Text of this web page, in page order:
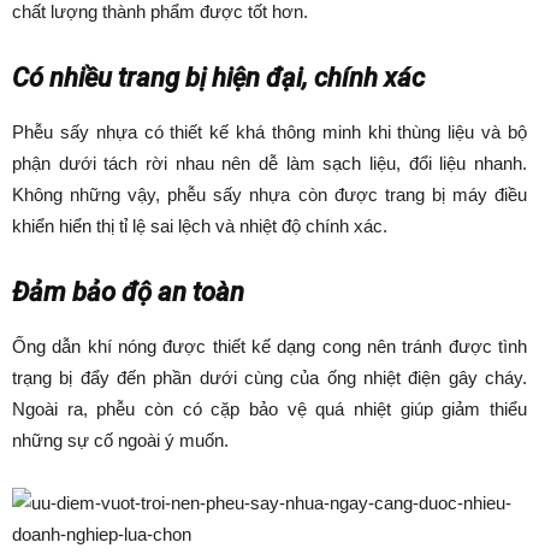
chất lượng thành phẩm được tốt hơn.
Có nhiều trang bị hiện đại, chính xác
Phễu sấy nhựa có thiết kế khá thông minh khi thùng liệu và bộ
phận dưới tách rời nhau nên dễ làm sạch liệu, đổi liệu nhanh.
Không những vậy, phễu sấy nhựa còn được trang bị máy điều
khiển hiển thị tỉ lệ sai lệch và nhiệt độ chính xác.
Đảm bảo độ an toàn
Ống dẫn khí nóng được thiết kế dạng cong nên tránh được tình
trạng bị đẩy đến phần dưới cùng của ống nhiệt điện gây cháy.
Ngoài ra, phễu còn có cặp bảo vệ quá nhiệt giúp giảm thiểu
những sự cố ngoài ý muốn.